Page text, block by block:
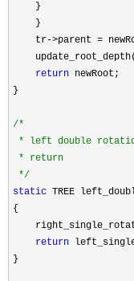
    }
    }
    tr
->parent =
return newRoot;
}
/*
* left double
* return
*/
static TREE
{
return
}